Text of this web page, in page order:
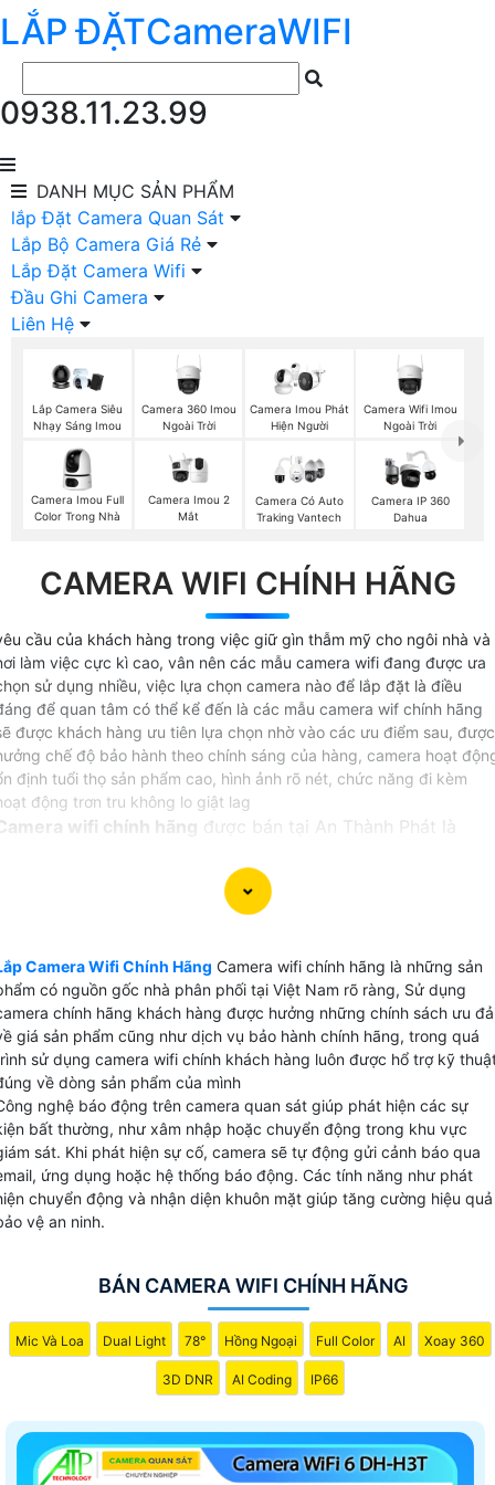
LẮP ĐẶTCameraWIFI
0938.11.23.99
DANH MỤC SẢN PHẨM
lắp Đặt Camera Quan Sát
Lắp Bộ Camera Giá Rẻ
Lắp Đặt Camera Wifi
Đầu Ghi Camera
Liên Hệ
Lắp Camera Siêu
Nhạy Sáng Imou
Camera 360 Imou
Ngoài Trời
Camera Imou Phát
Hiện Người
Camera Wifi Imou
Ngoài Trời
Camera Imou Full
Color Trong Nhà
Camera Imou 2
Mắt
Camera Có Auto
Traking Vantech
Camera IP 360
Dahua
CAMERA WIFI CHÍNH HÃNG
cầu của khách hàng trong việc giữ gìn thẫm mỹ cho ngôi nhà và
làm việc cực kì cao, vân nên các mẫu camera wifi đang được ưa
sử dụng nhiều, việc lựa chọn camera nào để lắp đặt là điều
để quan tâm có thể kể đến là các mẫu camera wif chính hãng
được khách hàng ưu tiên lựa chọn nhờ vào các ưu điểm sau, được
chế độ bảo hành theo chính sáng của hàng, camera hoạt
định tuổi thọ sản phẩm cao, hình ảnh rõ nét, chức năng đi kèm
động trơn tru không lo giật lag
wifi chính hãng được bán tại An Thành Phát là
chứng từ nguồn gốc sản phẩm khi khách hàng yêu cầu
hưởng đúng các chính sách dịch vụ bảo hành theo
sản phẩm của nhà sản xuất. đặt biệt với dịch vụ đổi
camera được hãng hổ trợ tại An Thành Phát khi khách
không hài lòng về chất lượng cũng như sản phẩm lỗi
nhà sản xuất.
tại An Thành Phát Bán và phân phốicamera wifivới
khấu cao các thương hiệu uy tín như: Hãng Ezviz,
Dahua, Hãng Imou,Hãng Hikvision và kbone.
【 GIÁ CAMERA WIFI CHÍNH HÃNG EZVIZ VÀ IMOU 】
Thị trường camera wifi chính hãng tại việt nam có 5
hiệu đáng tin cậy như imou, ezviz, kboen,
tuy nhiên trong số này camera dễ sử dụng
rẻ và chất lượng dịch vụ tốt phải nói đến camera wifi
và hãng ezviz sau đây tham khảo giá camera wifi
hãng chất lượng tốt.
CAMERA WIFI
Camera Wifi Chính Hãng Camera wifi chính hãng là những sản
có nguồn gốc nhà phân phối tại Việt Nam rõ ràng, Sử dụng
chính hãng khách hàng được hưởng những chính sách ưu
giá sản phẩm cũng như dịch vụ bảo hành chính hãng, trong quá
sử dụng camera wifi chính khách hàng luôn được hổ trợ kỹ
về dòng sản phẩm của mình
nghệ báo động trên camera quan sát giúp phát hiện các sự
bất thường, như xâm nhập hoặc chuyển động trong khu vực
sát. Khi phát hiện sự cố, camera sẽ tự động gửi cảnh báo qua
ứng dụng hoặc hệ thống báo động. Các tính năng như phát
chuyển động và nhận diện khuôn mặt giúp tăng cường hiệu quả
vệ an ninh.
BÁN CAMERA WIFI CHÍNH HÃNG
Mic Và Loa Dual Light 78° Hồng Ngoại Full Color AI Xoay 360
3D DNR AI Coding IP66